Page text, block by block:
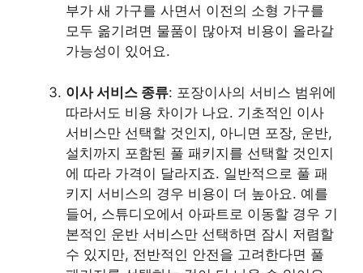
부가 새 가구를 사면서 이전의 소형 가구를
모두 옮기려면 물품이 많아져 비용이 올라갈
가능성이 있어요.
이사 서비스 종류: 포장이사의 서비스 범위에
따라서도 비용 차이가 나요. 기초적인 이사
서비스만 선택할 것인지, 아니면 포장, 운반,
설치까지 포함된 풀 패키지를 선택할 것인지
에 따라 가격이 달라지죠. 일반적으로 풀 패
키지 서비스의 경우 비용이 더 높아요. 예를
들어, 스튜디오에서 아파트로 이동할 경우 기
본적인 운반 서비스만 선택하면 잠시 저렴할
수 있지만, 전반적인 안전을 고려한다면 풀